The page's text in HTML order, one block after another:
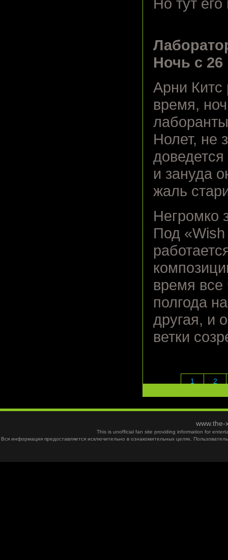
Но тут
Ночь с 26
Арни Китс
время,
Нолет, не
и зануда
жаль
Негромко
Под
время
полгода
другая, и
ветки
1 2
This is unofficial fan site providing information for
Вся информация предоставляется исключительно в ознакомительных целях.